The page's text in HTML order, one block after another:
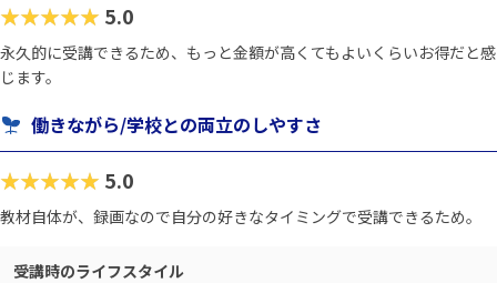
★★★★★ 5.0
永久的に受講できるため、もっと金額が高くてもよいくらいお得だと感
じます。
働きながら/学校との両立のしやすさ
★★★★★ 5.0
教材自体が、録画なので自分の好きなタイミングで受講できるため。
受講時のライフスタイル